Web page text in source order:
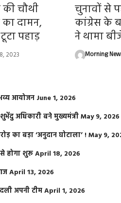
चौथी
का दामन,
पहाड़
2023
चुनावों से
कांग्रेस के
ने थामा
Morning
आयोजन June 1, 2026
अधिकारी बने मुख्यमंत्रीMay 9, 2026
का बड़ा ‘अनुदान घोटाला’ !May 9,
होगा शुरूApril 18, 2026
April 13, 2026
अपनी टीमApril 1, 2026